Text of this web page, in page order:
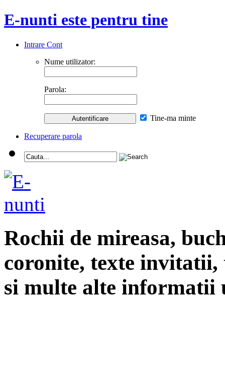
E-nunti este pentru tine
Intrare Cont
Nume utilizator:
Parola:
Tine-ma minte
Recuperare parola
Rochii de mireasa,
coronite, texte
si multe alte informatii